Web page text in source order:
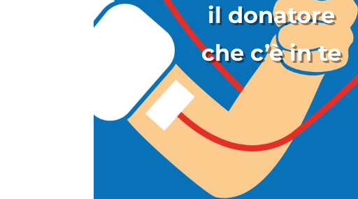
il donatore
che c’è in te